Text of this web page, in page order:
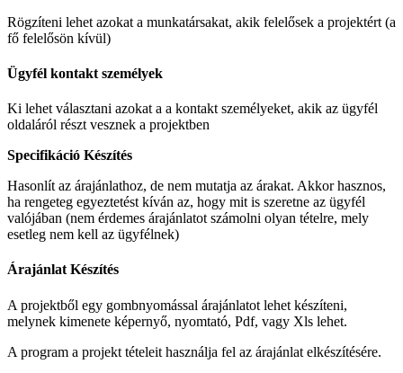
Rögzíteni lehet azokat a munkatársakat, akik felelősek a projektért (a
fő felelősön kívül)
Ügyfél kontakt személyek
Ki lehet választani azokat a a kontakt személyeket, akik az ügyfél
oldaláról részt vesznek a projektben
Specifikáció Készítés
Hasonlít az árajánlathoz, de nem mutatja az árakat. Akkor hasznos,
ha rengeteg egyeztetést kíván az, hogy mit is szeretne az ügyfél
valójában (nem érdemes árajánlatot számolni olyan tételre, mely
esetleg nem kell az ügyfélnek)
Árajánlat Készítés
A projektből egy gombnyomással árajánlatot lehet készíteni,
melynek kimenete képernyő, nyomtató, Pdf, vagy Xls lehet.
A program a projekt tételeit használja fel az árajánlat elkészítésére.